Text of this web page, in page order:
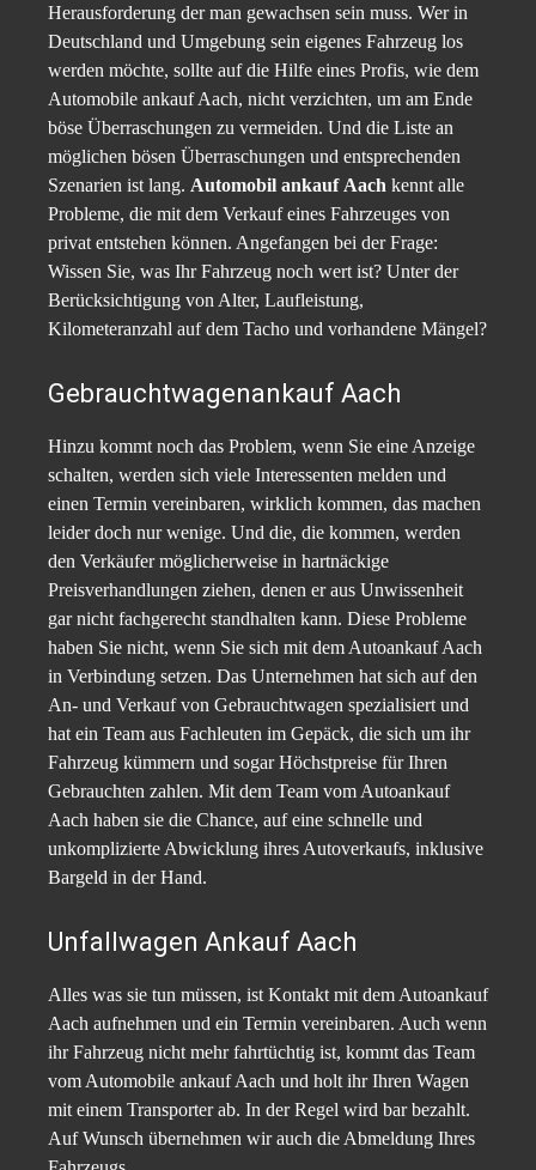
Herausforderung der man gewachsen sein muss. Wer in
Deutschland und Umgebung sein eigenes Fahrzeug los
werden möchte, sollte auf die Hilfe eines Profis, wie dem
Automobile ankauf Aach, nicht verzichten, um am Ende
böse Überraschungen zu vermeiden. Und die Liste an
möglichen bösen Überraschungen und entsprechenden
Szenarien ist lang. Automobil ankauf Aach kennt alle
Probleme, die mit dem Verkauf eines Fahrzeuges von
privat entstehen können. Angefangen bei der Frage:
Wissen Sie, was Ihr Fahrzeug noch wert ist? Unter der
Berücksichtigung von Alter, Laufleistung,
Kilometeranzahl auf dem Tacho und vorhandene Mängel?
Gebrauchtwagenankauf Aach
Hinzu kommt noch das Problem, wenn Sie eine Anzeige
schalten, werden sich viele Interessenten melden und
einen Termin vereinbaren, wirklich kommen, das machen
leider doch nur wenige. Und die, die kommen, werden
den Verkäufer möglicherweise in hartnäckige
Preisverhandlungen ziehen, denen er aus Unwissenheit
gar nicht fachgerecht standhalten kann. Diese Probleme
haben Sie nicht, wenn Sie sich mit dem Autoankauf Aach
in Verbindung setzen. Das Unternehmen hat sich auf den
An- und Verkauf von Gebrauchtwagen spezialisiert und
hat ein Team aus Fachleuten im Gepäck, die sich um ihr
Fahrzeug kümmern und sogar Höchstpreise für Ihren
Gebrauchten zahlen. Mit dem Team vom Autoankauf
Aach haben sie die Chance, auf eine schnelle und
unkomplizierte Abwicklung ihres Autoverkaufs, inklusive
Bargeld in der Hand.
Unfallwagen Ankauf Aach
Alles was sie tun müssen, ist Kontakt mit dem Autoankauf
Aach aufnehmen und ein Termin vereinbaren. Auch wenn
ihr Fahrzeug nicht mehr fahrtüchtig ist, kommt das Team
vom Automobile ankauf Aach und holt ihr Ihren Wagen
mit einem Transporter ab. In der Regel wird bar bezahlt.
Auf Wunsch übernehmen wir auch die Abmeldung Ihres